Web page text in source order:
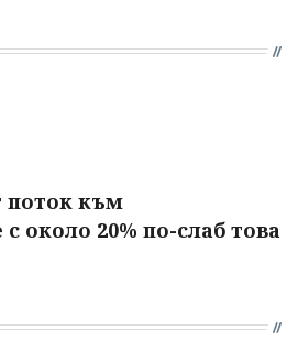
поток към
около 20% по-слаб това